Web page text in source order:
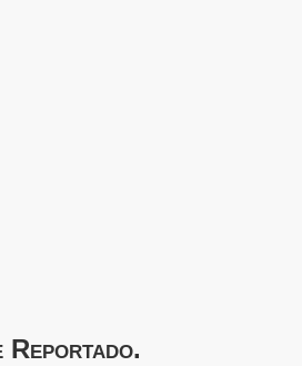
Reportado.